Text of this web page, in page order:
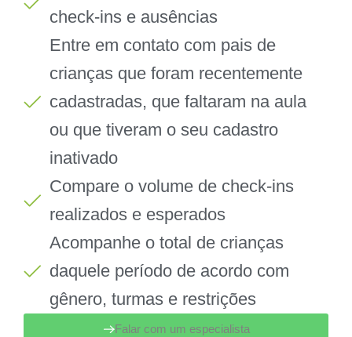
check-ins e ausências
Entre em contato com pais de
crianças que foram recentemente
cadastradas, que faltaram na aula
ou que tiveram o seu cadastro
inativado
Compare o volume de check-ins
realizados e esperados
Acompanhe o total de crianças
daquele período de acordo com
gênero, turmas e restrições
Falar com um especialista